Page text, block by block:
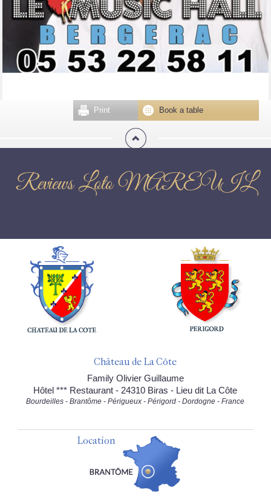
Book a table
Print
Reviews Loto MAREUIL
Château de La Côte
Family Olivier Guillaume
Hôtel *** Restaurant - 24310 Biras - Lieu dit La Côte
Bourdeilles - Brantôme - Périgueux - Périgord - Dordogne - France
Location